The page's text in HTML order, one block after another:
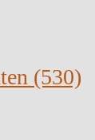
(530)